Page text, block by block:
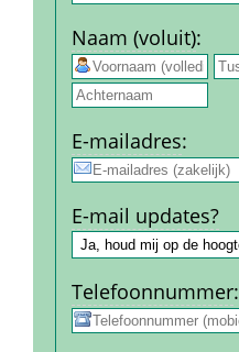
Naam (voluit):
E-mail­adres:
E-mail updates?
Telefoon­nummer: